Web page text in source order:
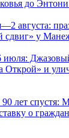
до
августа:
сдвиг» у
Открой» и
лет спустя:
о